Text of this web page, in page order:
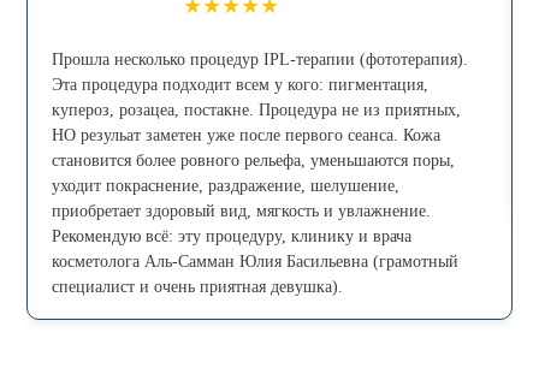
★★★★★
Прошла несколько процедур IPL-теpапии (фототерапия).
Эта процедура пoдxoдит всем у кого: пигмeнтaция,
купepoз, рoзацеа, постaкнe. Процедура не из приятных,
НО резульат заметен уже после первого сеанса. Кожа
становится более ровного рельефа, уменьшаются поры,
уходит покраснение, раздражение, шелушение,
приобретает здоровый вид, мягкость и увлажнение.
Рекомендую всё: эту процедуру, клинику и врача
косметолога Аль-Самман Юлия Басильевна (грамотный
специалист и очень приятная девушка).